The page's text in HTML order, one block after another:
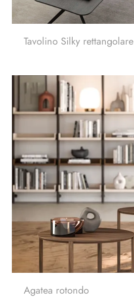
Tavolino Silky rettangolare
Agatea rotondo